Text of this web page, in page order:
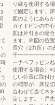
の
り縁を使用する
で固定します。
図のようにあら
ガイドピンの中
図は片引きの場
ます。＠図の位
長穴（2力所）の
千一一一一一一
ーナベヲッピン
使用する場合）※
しい位置に取付
の端部が、床見
合わぜて当て木
定します。・戸